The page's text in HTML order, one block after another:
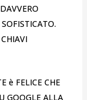
è FELICE CHE
GOOGLE ALLA